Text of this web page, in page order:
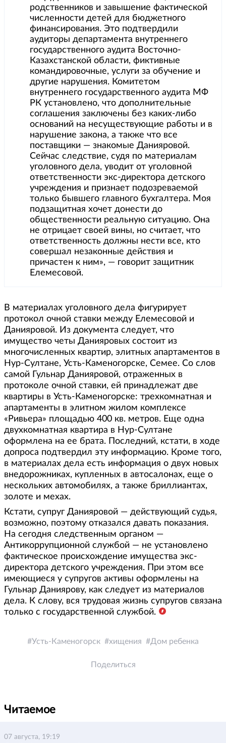
родственников и завышение фактической
численности детей для бюджетного
финансирования. Это подтвердили
аудиторы департамента внутреннего
государственного аудита Восточно-
Казахстанской области, фиктивные
командировочные, услуги за обучение и
другие нарушения. Комитетом
внутреннего государственного аудита МФ
РК установлено, что дополнительные
соглашения заключены без каких-либо
оснований на несуществующие работы и в
нарушение закона, а также что все
поставщики — знакомые Данияровой.
Сейчас следствие, судя по материалам
уголовного дела, уводит от уголовной
ответственности экс-директора детского
учреждения и признает подозреваемой
только бывшего главного бухгалтера. Моя
подзащитная хочет донести до
общественности реальную ситуацию. Она
не отрицает своей вины, но считает, что
ответственность должны нести все, кто
совершал незаконные действия и
причастен к ним», — говорит защитник
Елемесовой.
В материалах уголовного дела фигурирует
протокол очной ставки между Елемесовой и
Данияровой. Из документа следует, что
имущество четы Данияровых состоит из
многочисленных квартир, элитных апартаментов в
Нур-Султане, Усть-Каменогорске, Семее. Со слов
самой Гульнар Данияровой, отраженных в
протоколе очной ставки, ей принадлежат две
квартиры в Усть-Каменогорске: трехкомнатная и
апартаменты в элитном жилом комплексе
«Ривьера» площадью 400 кв. метров. Еще одна
двухкомнатная квартира в Нур-Султане
оформлена на ее брата. Последний, кстати, в ходе
допроса подтвердил эту информацию. Кроме того,
в материалах дела есть информация о двух новых
внедорожниках, купленных в автосалонах, еще о
нескольких автомобилях, а также бриллиантах,
золоте и мехах.
Кстати, супруг Данияровой — действующий судья,
возможно, поэтому отказался давать показания.
На сегодня следственным органом —
Антикоррупционной службой — не установлено
фактическое происхождение имущества экс-
директора детского учреждения. При этом все
имеющиеся у супругов активы оформлены на
Гульнар Даниярову, как следует из материалов
дела. К слову, вся трудовая жизнь супругов связана
только с государственной службой.
Усть-Каменогорск хищения Дом ребенка
Поделиться
Читаемое
07 августа, 19:19